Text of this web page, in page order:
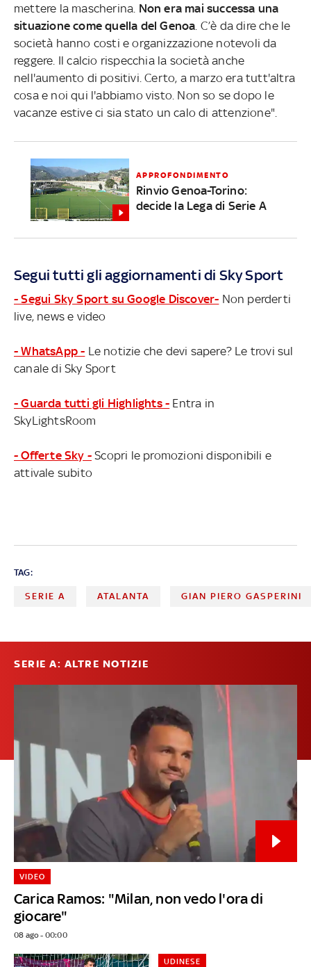
mettere la mascherina. Non era mai successa una
situazione come quella del Genoa . C’è da dire che le
società hanno costi e organizzazione notevoli da
reggere. Il calcio rispecchia la società anche
nell'aumento di positivi. Certo, a marzo era tutt'altra
cosa e noi qui l'abbiamo visto. Non so se dopo le
vacanze estive ci sia stato un calo di attenzione".
APPROFONDIMENTO
Rinvio Genoa-Torino:
decide la Lega di Serie A
Segui tutti gli aggiornamenti di Sky Sport
- Segui Sky Sport su Google Discover- Non perderti
live, news e video
- WhatsApp - Le notizie che devi sapere? Le trovi sul
canale di Sky Sport
- Guarda tutti gli Highlights - Entra in
SkyLightsRoom
- Offerte Sky - Scopri le promozioni disponibili e
attivale subito
TAG:
SERIE A ATALANTA GIAN PIERO GASPERINI
SERIE A: ALTRE NOTIZIE
Carica Ramos: "Milan, non vedo l'ora di
giocare"
VIDEO
08 ago - 00:00
UDINESE